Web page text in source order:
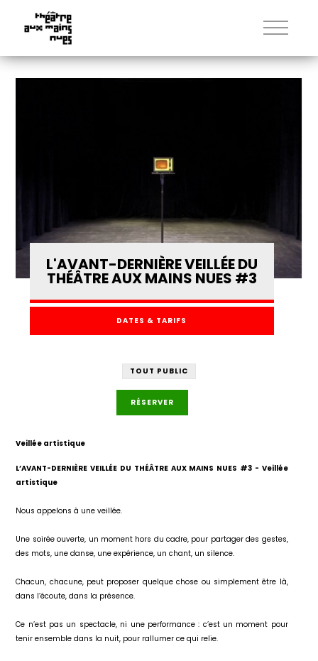
L'AVANT-DERNIÈRE VEILLÉE DU
THÉÂTRE AUX MAINS NUES #3
DATES & TARIFS
TOUT PUBLIC
RÉSERVER
Veillée artistique
L’AVANT-DERNIÈRE VEILLÉE DU THÉÂTRE AUX MAINS NUES #3 - Veillée
artistique
Nous appelons à une veillée.
Une soirée ouverte, un moment hors du cadre, pour partager des gestes,
des mots, une danse, une expérience, un chant, un silence.
Chacun, chacune, peut proposer quelque chose ou simplement être là,
dans l’écoute, dans la présence.
Ce n’est pas un spectacle, ni une performance : c’est un moment pour
tenir ensemble dans la nuit, pour rallumer ce qui relie.